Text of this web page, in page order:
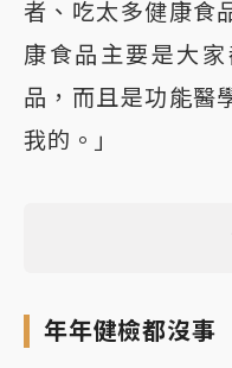
者、吃太多健康食
康食品主要是大
品，而且是功能醫
我的。」
年年健檢都沒事